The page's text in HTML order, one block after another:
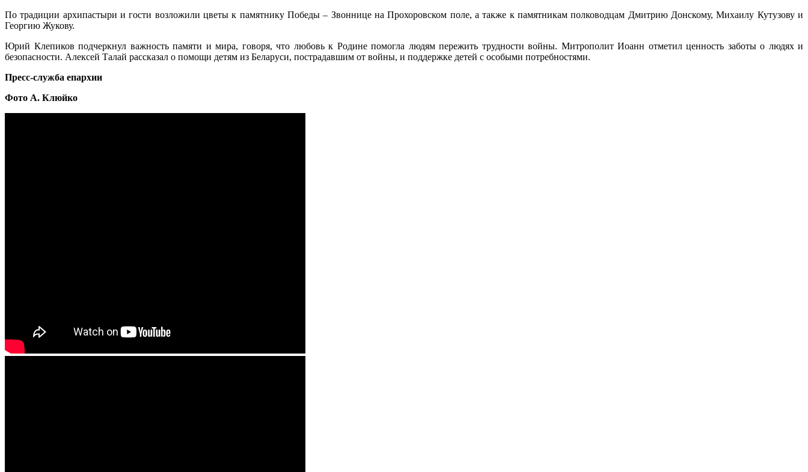
По традиции архипастыри и гости возложили цветы к памятнику Победы – Звоннице на Прохоровском поле, а также к памятникам полководцам Дмитрию Донскому, Михаилу Кутузову и
Георгию Жукову.
Юрий Клепиков подчеркнул важность памяти и мира, говоря, что любовь к Родине помогла людям пережить трудности войны. Митрополит Иоанн отметил ценность заботы о людях и
безопасности. Алексей Талай рассказал о помощи детям из Беларуси, пострадавшим от войны, и поддержке детей с особыми потребностями.
Пресс-служба епархии
Фото А. Клюйко